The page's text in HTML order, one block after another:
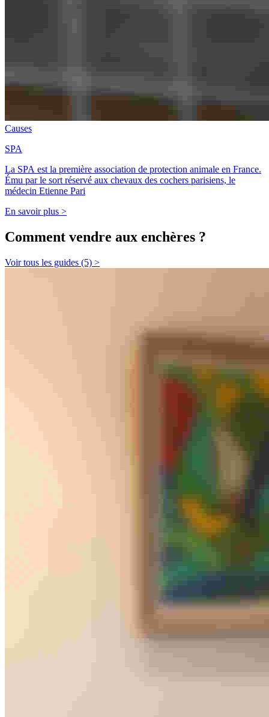
Causes
SPA
La SPA est la première association de protection animale en France.
Ému par le sort réservé aux chevaux des cochers parisiens, le
médecin Etienne Pari
En savoir plus >
Comment vendre aux enchères ?
Voir tous les guides (5) >